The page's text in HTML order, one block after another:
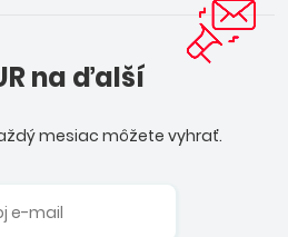
na ďalší
mesiac môžete vyhrať.